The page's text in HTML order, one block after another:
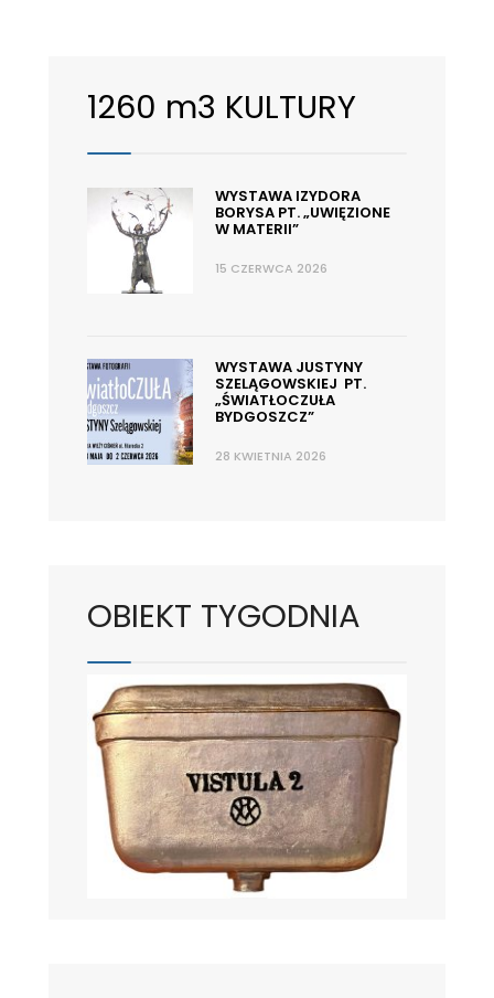
1260 m3 KULTURY
WYSTAWA IZYDORA
BORYSA PT. „UWIĘZIONE
W MATERII”
15 CZERWCA 2026
WYSTAWA JUSTYNY
SZELĄGOWSKIEJ PT.
„ŚWIATŁOCZUŁA
BYDGOSZCZ”
28 KWIETNIA 2026
OBIEKT TYGODNIA